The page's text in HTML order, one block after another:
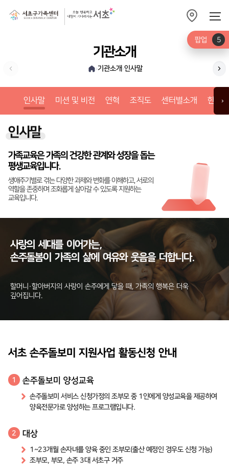
기관소개
›기관소개 ›인사말 미
인사말 미션 및 비전 연혁 조직도 센터별소개 한눈›
인사말
가족교육은 가족의 건강한 관계와 성장을 돕는
평생교육입니다.
생애주기별로 겪는 다양한 과제와 변화를 이해하고, 서로의
역할을 존중하며 조화롭게 살아갈 수 있도록 지원하는
교육입니다.
사랑의 세대를 이어가는,
손주돌봄이 가족의 삶에 여유와 웃음을 더합니다.
할머니·할아버지의 사랑이 손주에게 닿을 때, 가족의 행복은 더욱
깊어집니다.
서초 손주돌보미 지원사업 활동신청 안내
1 손주돌보미 양성교육
손주돌보미 서비스 신청가정의 조부모 중 1인에게 양성교육을 제공하여
양육전문가로 양성하는 프로그램입니다.
2 대상
1~23개월 손자녀를 양육 중인 조부모(출산 예정인 경우도 신청 가능)
조부모, 부모, 손주 3대 서초구 거주
팝업 5